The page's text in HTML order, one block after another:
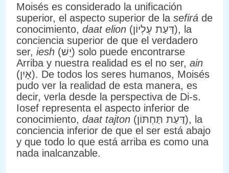
Moisés es considerado la unificación
superior, el aspecto superior de la sefirá de
conocimiento, daat elion (דַּעַת עֶלְיוֹן), la
conciencia superior de que el verdadero
ser, iesh (יֵשׁ) solo puede encontrarse
Arriba y nuestra realidad es el no ser, ain
(אָיִן). De todos los seres humanos, Moisés
pudo ver la realidad de esta manera, es
decir, verla desde la perspectiva de Di-s.
Iosef representa el aspecto inferior de
conocimiento, daat tajton (דַּעַת תַּחְתּוֹן), la
conciencia inferior de que el ser está abajo
y que todo lo que está arriba es como una
nada inalcanzable.